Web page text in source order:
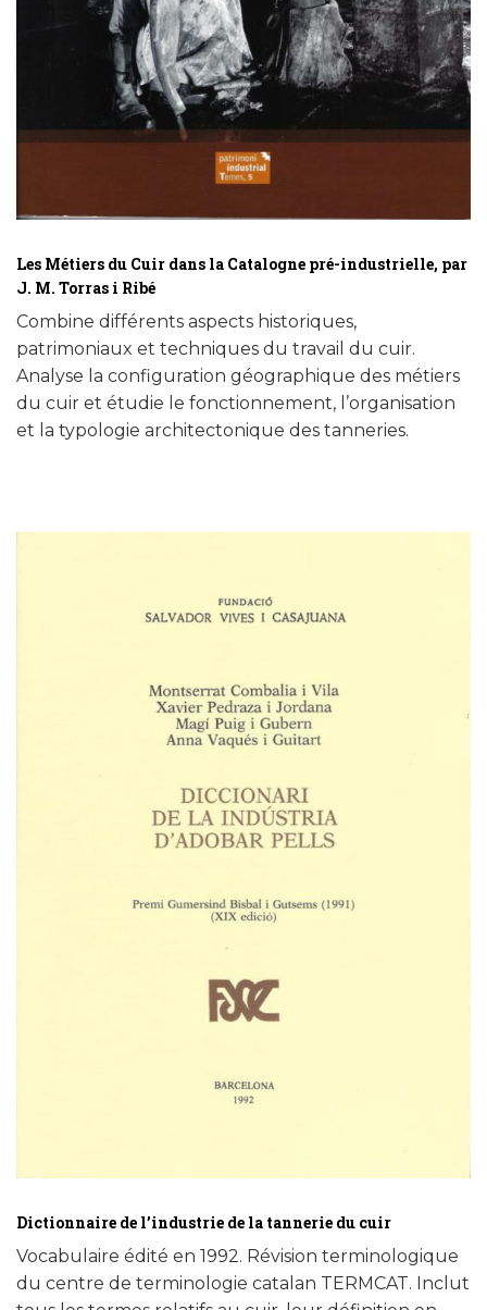
Les Métiers du Cuir dans la Catalogne pré-industrielle, par
J. M. Torras i Ribé
Combine différents aspects historiques,
patrimoniaux et techniques du travail du cuir.
Analyse la configuration géographique des métiers
du cuir et étudie le fonctionnement, l’organisation
et la typologie architectonique des tanneries.
Dictionnaire de l’industrie de la tannerie du cuir
Vocabulaire édité en 1992. Révision terminologique
du centre de terminologie catalan TERMCAT. Inclut